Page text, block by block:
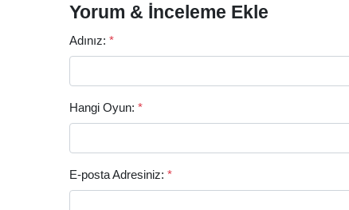
Yorum & İnceleme Ekle
Adınız: *
Hangi Oyun: *
E-posta Adresiniz: *